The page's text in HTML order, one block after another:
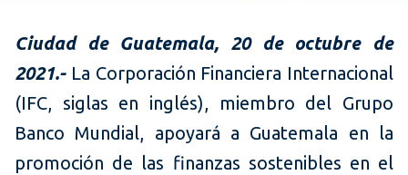
Ciudad de Guatemala, 20 de octubre de
2021.- La Corporación Financiera Internacional
(IFC, siglas en inglés), miembro del Grupo
Banco Mundial, apoyará a Guatemala en la
promoción de las finanzas sostenibles en el